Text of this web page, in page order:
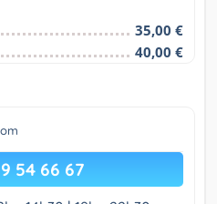
35,00 €
40,00 €
54 66 67